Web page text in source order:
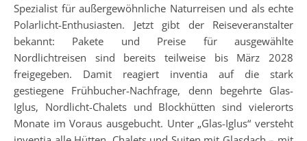
Spezialist für außergewöhnliche Naturreisen und als echte
Polarlicht-Enthusiasten. Jetzt gibt der Reiseveranstalter
bekannt: Pakete und Preise für ausgewählte
Nordlichtreisen sind bereits teilweise bis März 2028
freigegeben. Damit reagiert inventia auf die stark
gestiegene Frühbucher-Nachfrage, denn begehrte Glas-
Iglus, Nordlicht-Chalets und Blockhütten sind vielerorts
Monate im Voraus ausgebucht. Unter „Glas-Iglus“ versteht